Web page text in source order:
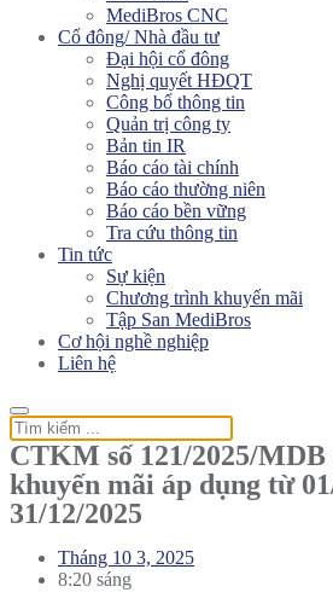
MediBros CNC
Cổ đông/ Nhà đầu tư
Đại hội cổ đông
Nghị quyết HĐQT
Công bố thông tin
Quản trị công ty
Bản tin IR
Báo cáo tài chính
Báo cáo thường niên
Báo cáo bền vững
Tra cứu thông tin
Tin tức
Sự kiện
Chương trình khuyến mãi
Tập San MediBros
Cơ hội nghề nghiệp
Liên hệ
CTKM số 121/2025/
khuyến mãi áp dụng từ
31/12/2025
Tháng 10 3, 2025
8:20 sáng